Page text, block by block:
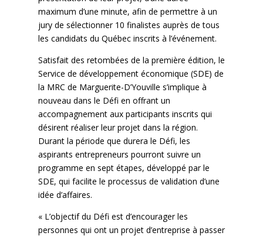
maximum d’une minute, afin de permettre à un
jury de sélectionner 10 finalistes auprès de tous
les candidats du Québec inscrits à l’événement.
Satisfait des retombées de la première édition, le
Service de développement économique (SDE) de
la MRC de Marguerite-D’Youville s’implique à
nouveau dans le Défi en offrant un
accompagnement aux participants inscrits qui
désirent réaliser leur projet dans la région.
Durant la période que durera le Défi, les
aspirants entrepreneurs pourront suivre un
programme en sept étapes, développé par le
SDE, qui facilite le processus de validation d’une
idée d’affaires.
« L’objectif du Défi est d’encourager les
personnes qui ont un projet d’entreprise à passer